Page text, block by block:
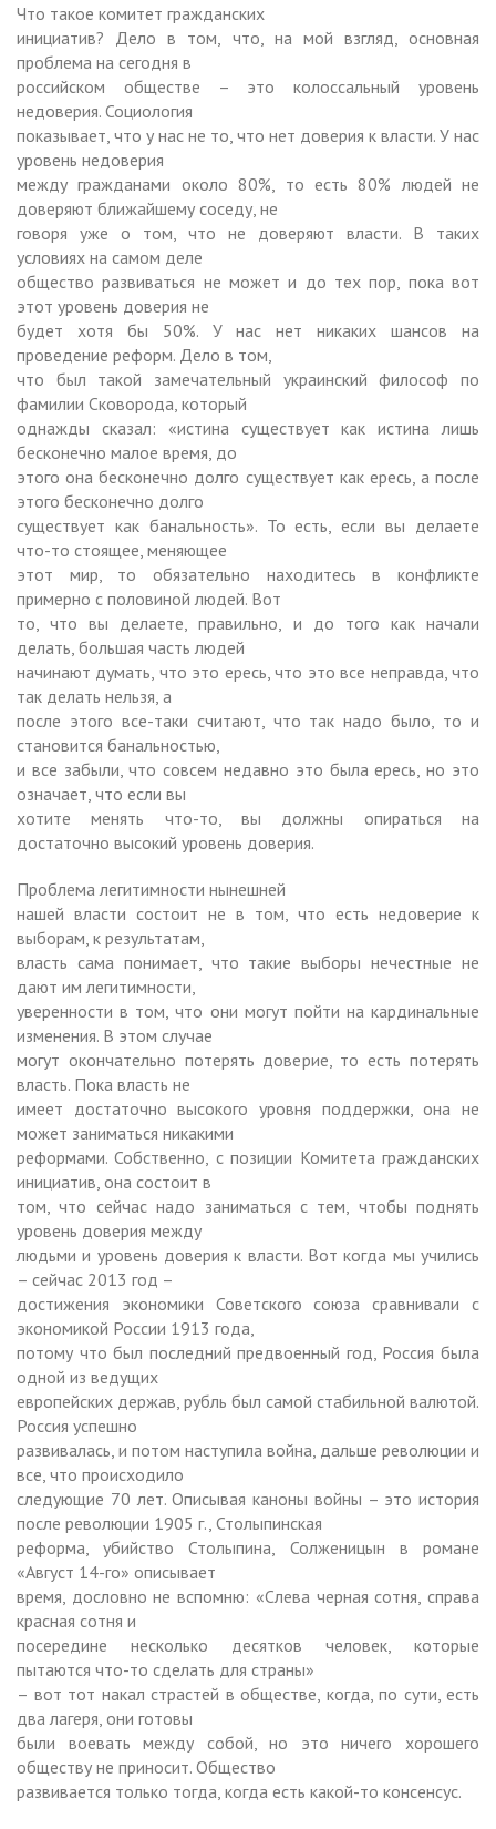
Что такое комитет гражданских
инициатив? Дело в том, что, на мой взгляд, основная
проблема на сегодня в
российском обществе – это колоссальный уровень
недоверия. Социология
показывает, что у нас не то, что нет доверия к власти. У нас
уровень недоверия
между гражданами около 80%, то есть 80% людей не
доверяют ближайшему соседу, не
говоря уже о том, что не доверяют власти. В таких
условиях на самом деле
общество развиваться не может и до тех пор, пока вот
этот уровень доверия не
будет хотя бы 50%. У нас нет никаких шансов на
проведение реформ. Дело в том,
что был такой замечательный украинский философ по
фамилии Сковорода, который
однажды сказал: «истина существует как истина лишь
бесконечно малое время, до
этого она бесконечно долго существует как ересь, а после
этого бесконечно долго
существует как банальность». То есть, если вы делаете
что-то стоящее, меняющее
этот мир, то обязательно находитесь в конфликте
примерно с половиной людей. Вот
то, что вы делаете, правильно, и до того как начали
делать, большая часть людей
начинают думать, что это ересь, что это все неправда, что
так делать нельзя, а
после этого все-таки считают, что так надо было, то и
становится банальностью,
и все забыли, что совсем недавно это была ересь, но это
означает, что если вы
хотите менять что-то, вы должны опираться на
достаточно высокий уровень доверия.
Проблема легитимности нынешней
нашей власти состоит не в том, что есть недоверие к
выборам, к результатам,
власть сама понимает, что такие выборы нечестные не
дают им легитимности,
уверенности в том, что они могут пойти на кардинальные
изменения. В этом случае
могут окончательно потерять доверие, то есть потерять
власть. Пока власть не
имеет достаточно высокого уровня поддержки, она не
может заниматься никакими
реформами. Собственно, с позиции Комитета гражданских
инициатив, она состоит в
том, что сейчас надо заниматься с тем, чтобы поднять
уровень доверия между
людьми и уровень доверия к власти. Вот когда мы учились
– сейчас 2013 год –
достижения экономики Советского союза сравнивали с
экономикой России 1913 года,
потому что был последний предвоенный год, Россия была
одной из ведущих
европейских держав, рубль был самой стабильной валютой.
Россия успешно
развивалась, и потом наступила война, дальше революции и
все, что происходило
следующие 70 лет. Описывая каноны войны – это история
после революции 1905 г., Столыпинская
реформа, убийство Столыпина, Солженицын в романе
«Август 14-го» описывает
время, дословно не вспомню: «Слева черная сотня, справа
красная сотня и
посередине несколько десятков человек, которые
пытаются что-то сделать для страны»
– вот тот накал страстей в обществе, когда, по сути, есть
два лагеря, они готовы
были воевать между собой, но это ничего хорошего
обществу не приносит. Общество
развивается только тогда, когда есть какой-то консенсус.